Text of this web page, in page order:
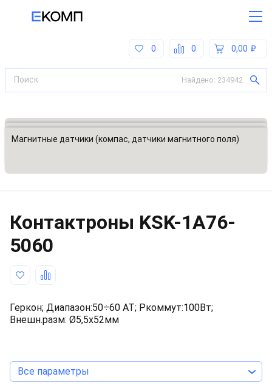
0,00
0
0
Найдено: 234942
Все категории
Датчики, преобразователи
Магнитные датчики (компас, датчики магнитного поля)
Контактроны KSK-1A76-
5060
Геркон; Диапазон:50÷60 AT; Pкоммут:100Вт;
Внешн.разм: Ø5,5x52мм
Все параметры